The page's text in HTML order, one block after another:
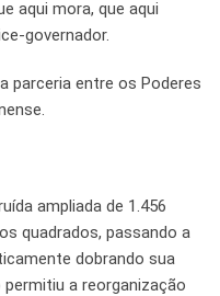
aqui mora, que aqui
governador.
parceria entre os Poderes
ampliada de 1.456
quadrados, passando a
dobrando sua
a reorganização